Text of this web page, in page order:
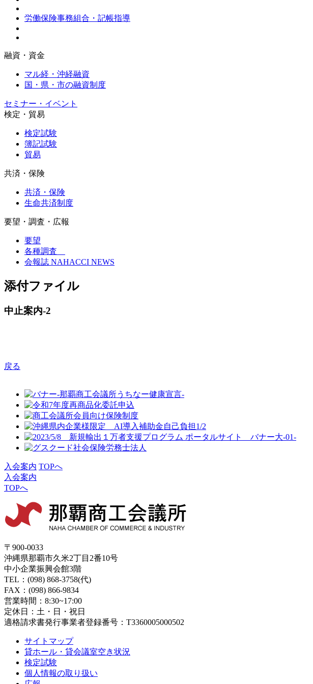
労働保険事務組合・記帳指導
融資・資金
マル経・沖経融資
国・県・市の融資制度
セミナー・イベント
検定・貿易
検定試験
簿記試験
貿易
共済・保険
共済・保険
生命共済制度
要望・調査・広報
要望
各種調査
会報誌 NAHACCI NEWS
添付ファイル
中止案内-2
戻る
入会案内 TOPへ
入会案内
TOPへ
〒900-0033
沖縄県那覇市久米2丁目2番10号
中小企業振興会館3階
TEL：(098) 868-3758(代)
FAX：(098) 866-9834
営業時間：8:30~17:00
定休日：土・日・祝日
適格請求書発行事業者登録番号：T3360005000502
サイトマップ
貸ホール・貸会議室空き状況
検定試験
個人情報の取り扱い